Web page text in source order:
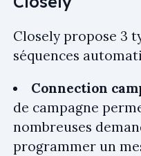
Closely propose 3
séquences
Connection
de campagne
nombreuses
programmer un